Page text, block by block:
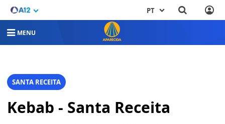
PT
MENU
SANTA RECEITA
Kebab - Santa Receita